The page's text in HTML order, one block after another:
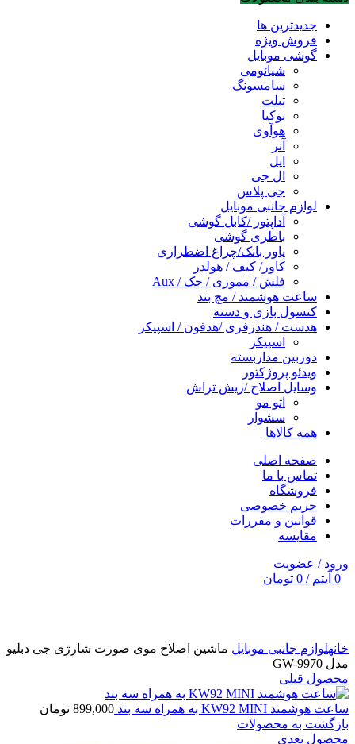
جدیدترین ها
فروش ویژه
گوشی موبایل
شیائومی
سامسونگ
تبلت
نوکیا
هوآوی
آنر
اپل
ال جی
جی پلاس
لوازم جانبی موبایل
آداپتور /کابل گوشی
باطری گوشی
پاور بانک/چراغ اضطراری
کاور/ کیف / هولدر
فلش / مموری / جک / Aux
ساعت هوشمند / مچ بند
کنسول بازی و دسته
هدست / هندزفری /هدفون / اسپیکر
اسپیکر
دوربین مداربسته
ویدئو پروژکتور
وسایل اصلاح /ریش تراش
اتو مو
سشوار
همه کالاها
صفحه اصلی
تماس با ما
فروشگاه
حریم خصوصی
قوانین و مقررات
مقایسه
ورود / عضویت
0 آیتم /
0 تومان
خانهلوازم جانبی موبایل ماشین اصلاح موی صورت شارژی جی دبلیو
مدل GW-9970
محصول قبلی
ساعت هوشمند KW92 MINI به همراه سه بند 899,000 تومان
بازگشت به محصولات
محصول بعدی